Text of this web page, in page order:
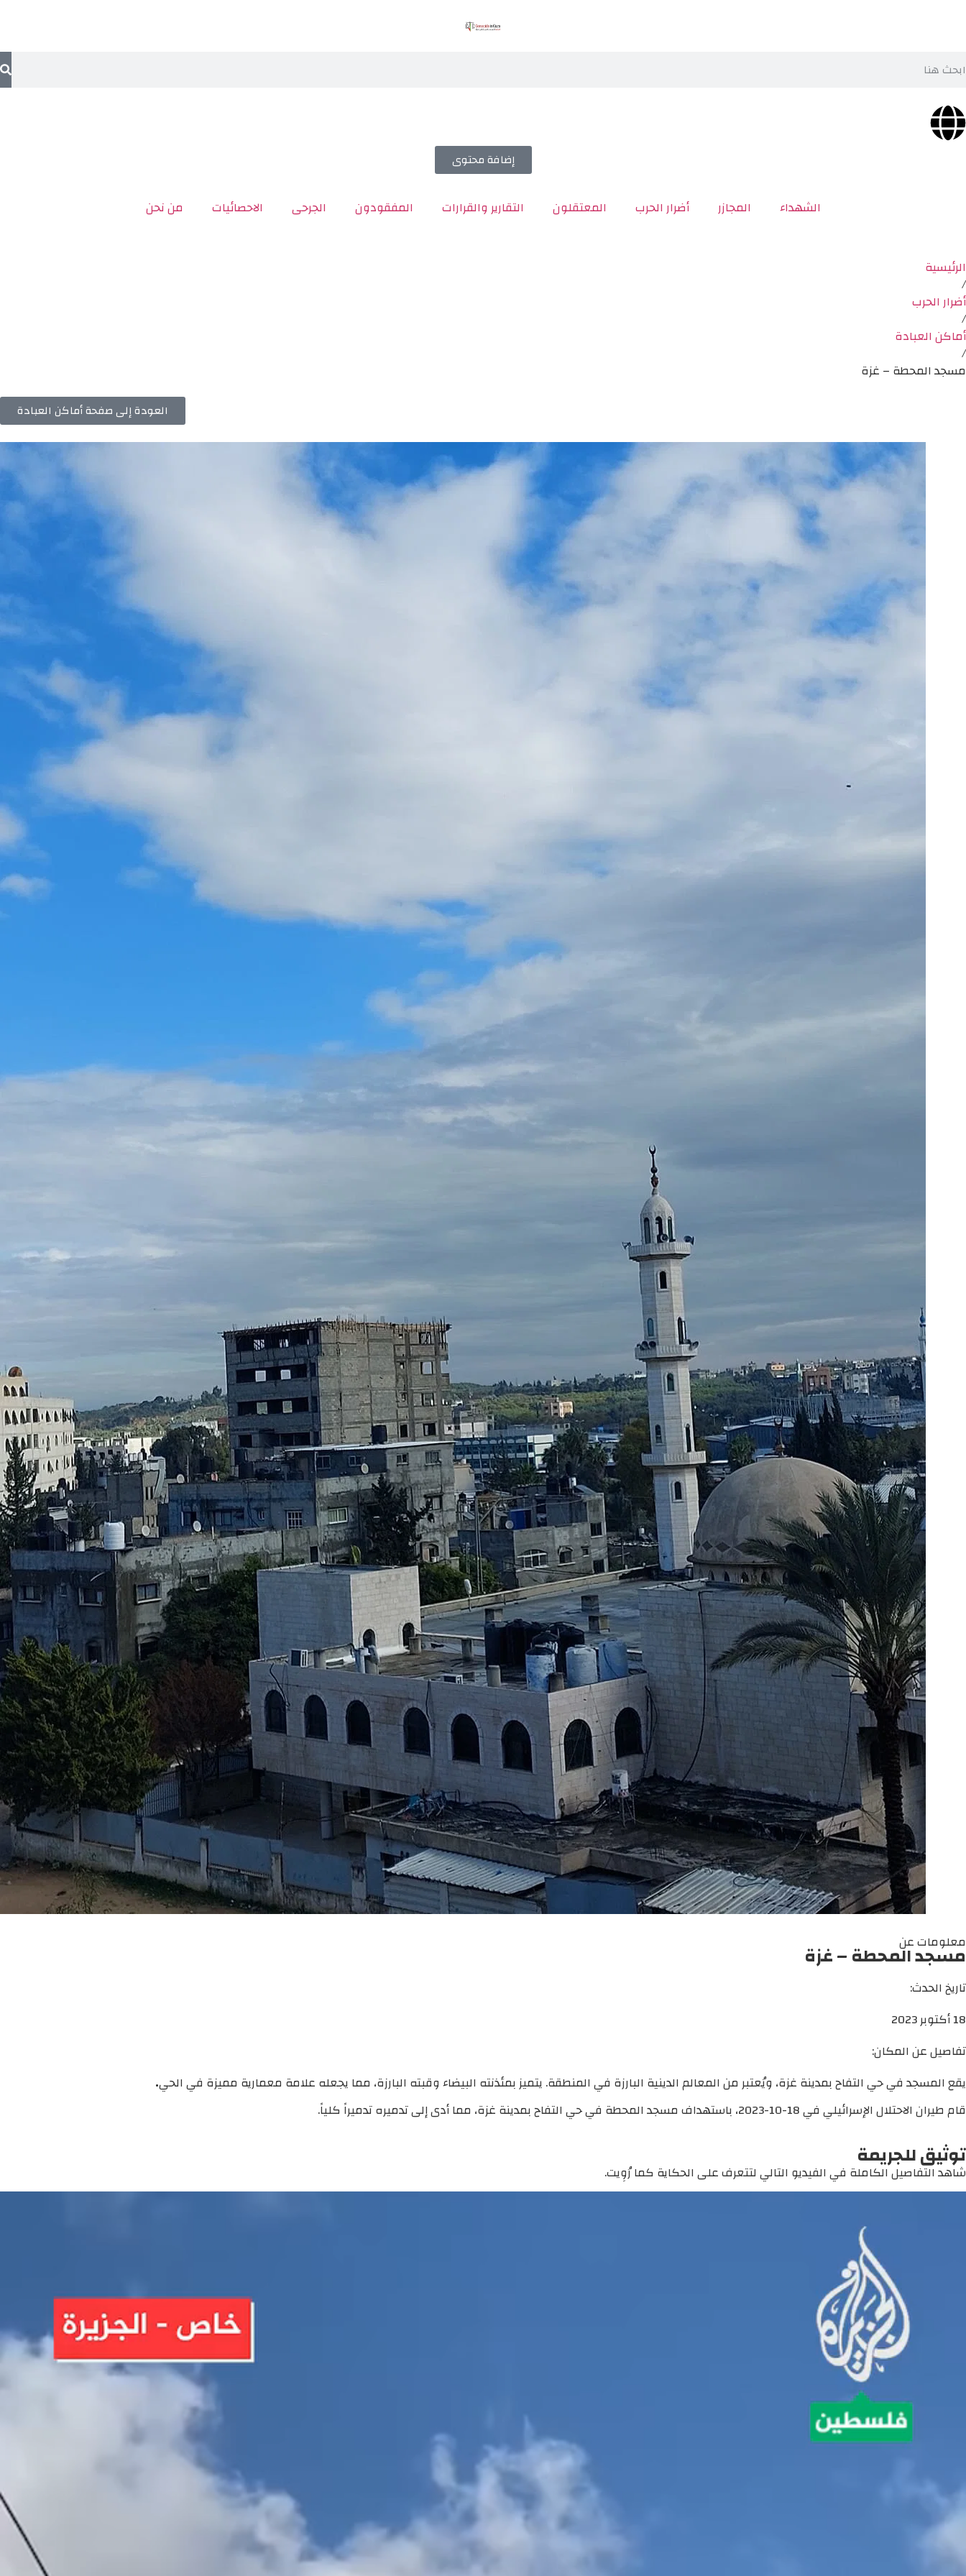
إضافة محتوى
الشهداء المجازر أضرار الحرب المعتقلون التقارير والقرارات المفقودون الجرحى الاحصائيات من نحن
الرئيسية
/
أضرار الحرب
/
أماكن العبادة
/
مسجد المحطة – غزة
العودة إلى صفحة أماكن العبادة
معلومات عن
مسجد المحطة – غزة
تاريخ الحدث:
18 أكتوبر 2023
تفاصيل عن المكان:
يقع المسجد في حي التفاح بمدينة غزة، ويُعتبر من المعالم الدينية البارزة في المنطقة. يتميز بمئذنته البيضاء وقبته البارزة، مما يجعله علامة معمارية مميزة في الحي.
قام طيران الاحتلال الإسرائيلي في 18-10-2023، باستهداف مسجد المحطة في حي التفاح بمدينة غزة، مما أدى إلى تدميره تدميراً كلياً.
توثيق للجريمة
شاهد التفاصيل الكاملة في الفيديو التالي لتتعرف على الحكاية كما رُوِيت.